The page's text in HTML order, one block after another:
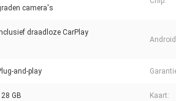
camera's
draadloze CarPlay
and-play
GB Kaart: